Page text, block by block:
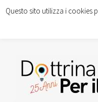
Questo sito utilizza i cookies